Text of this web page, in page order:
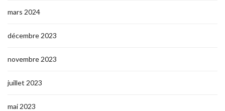
mars 2024
décembre 2023
novembre 2023
juillet 2023
mai 2023